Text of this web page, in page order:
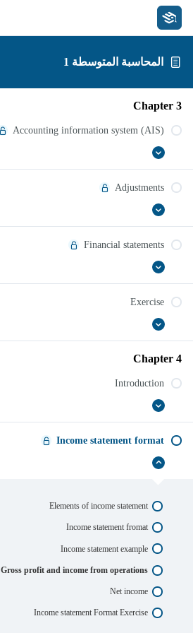
المحاسبة المتوسطة 1
Chapter 3
Accounting information system (AIS)
عرض
الكل
Accounting
information
(AIS)
Adjustments
عرض
الكل
Adjustments
Financial statements
عرض
الكل
Financial
statements
Exercise
عرض
الكل
Exercise
Chapter 4
Introduction
عرض
الكل
Introduction
Income statement format
إخفاء
Income
Elements of income statement
Income statement fromat
Income statement example
Gross profit and income from operations
Net income
Income statement Format Exercise